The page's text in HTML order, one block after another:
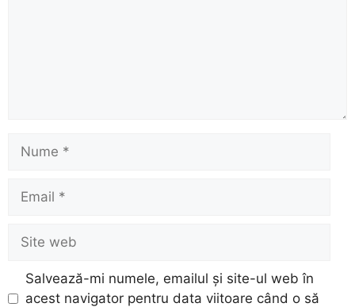
Nume
Email
Site
web
Salvează-mi numele, emailul și site-ul web în
acest navigator pentru data viitoare când o să